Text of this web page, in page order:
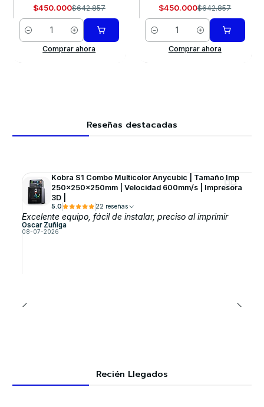
$450.000$642.857
Cantidad
Comprar ahora
$450.000$642.857
Cantidad
Comprar ahora
Reseñas destacadas
Kobra S1 Combo Multicolor Anycubic | Tamaño Imp
250x250x250mm | Velocidad 600mm/s | Impresora
3D |
5.0 22 reseñas
Excelente equipo, fácil de instalar, preciso al imprimir
Oscar Zuñiga
08-07-2026
Recién Llegados